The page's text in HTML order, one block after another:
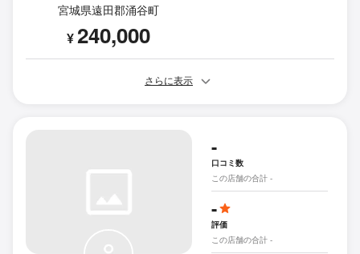
宮城県遠田郡涌谷町
¥240,000
さらに表示
-
口コミ数
この店舗の合計 -
-
評価
この店舗の合計 -